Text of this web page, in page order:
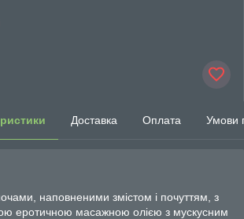
Доставка Оплата Умови
наповненими змістом і почуттям, з
еротичною масажною олією з мускусним